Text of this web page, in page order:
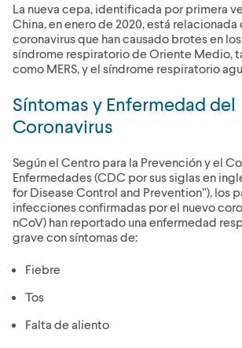
La nueva cepa, identificada por primera
China, en enero de 2020, está
coronavirus que han causado brotes en
síndrome respiratorio de Oriente Medio,
como MERS, y el síndrome respiratorio
Síntomas y Enfermedad del
Coronavirus
Según el Centro para la Prevención y el
Enfermedades (CDC por sus siglas en
for Disease Control and Prevention”), los
infecciones confirmadas por el nuevo
nCoV) han reportado una enfermedad
grave con síntomas de:
Fiebre
Tos
Falta de aliento